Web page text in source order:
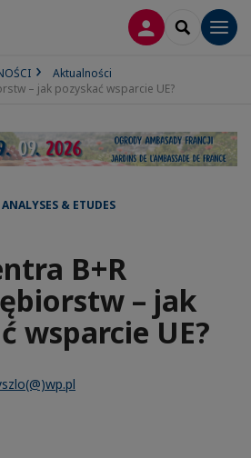
LOGOWANIE
SEARCH
Aktualności
– jak pozyskać wsparcie UE?
& ETUDES
B+R
– jak
wsparcie UE?